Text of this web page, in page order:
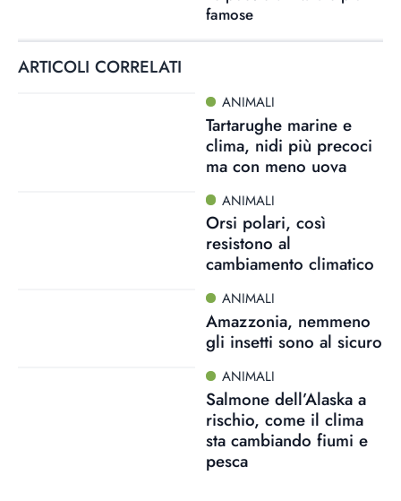
famose
ARTICOLI CORRELATI
ANIMALI
Tartarughe marine e
clima, nidi più precoci
ma con meno uova
ANIMALI
Orsi polari, così
resistono al
cambiamento climatico
ANIMALI
Amazzonia, nemmeno
gli insetti sono al sicuro
ANIMALI
Salmone dell’Alaska a
rischio, come il clima
sta cambiando fiumi e
pesca